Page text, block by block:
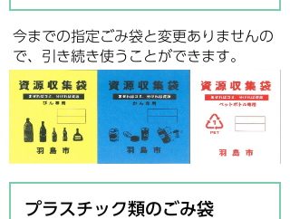
今までの指定ごみ袋と変更ありませんの
で、引き続き使うことができます。
プラスチック類のごみ袋